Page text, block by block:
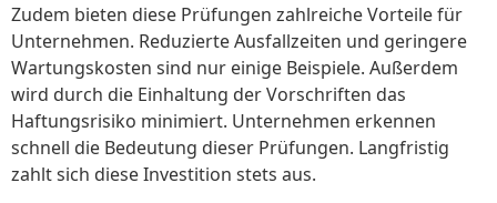
Zudem bieten diese Prüfungen zahlreiche Vorteile für
Unternehmen. Reduzierte Ausfallzeiten und geringere
Wartungskosten sind nur einige Beispiele. Außerdem
wird durch die Einhaltung der Vorschriften das
Haftungsrisiko minimiert. Unternehmen erkennen
schnell die Bedeutung dieser Prüfungen. Langfristig
zahlt sich diese Investition stets aus.